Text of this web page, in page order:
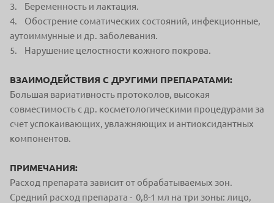
3. Беременность и лактация.
4. Обострение соматических состояний, инфекционные,
аутоиммунные и др. заболевания.
5. Нарушение целостности кожного покрова.
ВЗАИМОДЕЙСТВИЯ С ДРУГИМИ ПРЕПАРАТАМИ:
Большая вариативность протоколов, высокая
совместимость с др. косметологическими процедурами за
счет успокаивающих, увлажняющих и антиоксидантных
компонентов.
ПРИМЕЧАНИЯ:
Расход препарата зависит от обрабатываемых зон.
Средний расход препарата - 0,8-1 мл на три зоны: лицо,